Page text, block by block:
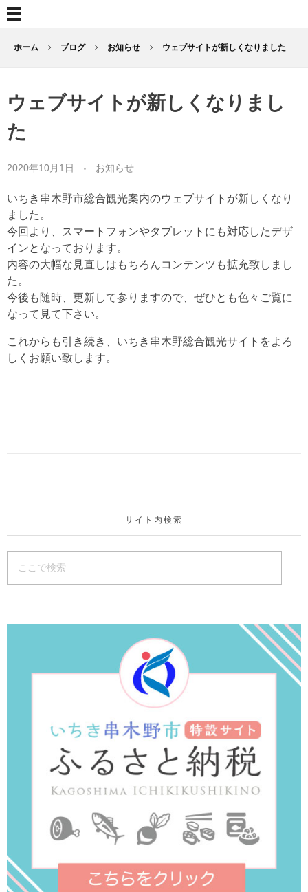
ホーム ブログ お知らせ ウェブサイトが新しくなりました
ウェブサイトが新しくなりまし
た
2020年10月1日 お知らせ
いちき串木野市総合観光案内のウェブサイトが新しくなり
ました。
今回より、スマートフォンやタブレットにも対応したデザ
インとなっております。
内容の大幅な見直しはもちろんコンテンツも拡充致しまし
た。
今後も随時、更新して参りますので、ぜひとも色々ご覧に
なって見て下さい。
これからも引き続き、いちき串木野総合観光サイトをよろ
しくお願い致します。
サイト内検索